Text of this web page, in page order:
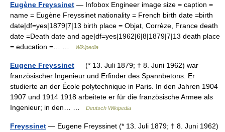
Eugène Freyssinet — Infobox Engineer image size = caption =
name = Eugène Freyssinet nationality = French birth date =birth
date|df=yes|1879|7|13 birth place = Objat, Corrèze, France death
date =Death date and age|df=yes|1962|6|8|1879|7|13 death place
= education =… …
Wikipedia
Eugene Freyssinet — (* 13. Juli 1879; † 8. Juni 1962) war
französischer Ingenieur und Erfinder des Spannbetons. Er
studierte an der École polytechnique in Paris. In den Jahren 1904
1907 und 1914 1918 arbeitete er für die französische Armee als
Ingenieur; in den… …
Deutsch Wikipedia
Freyssinet — Eugene Freyssinet (* 13. Juli 1879; † 8. Juni 1962)